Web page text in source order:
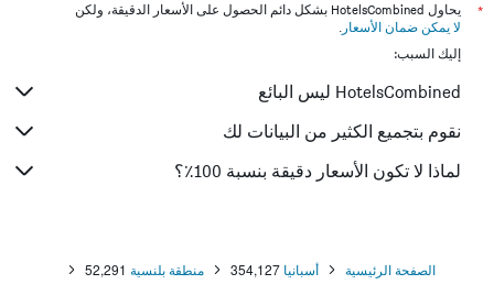
*
يحاول HotelsCombined بشكل دائم الحصول على الأسعار الدقيقة، ولكن
لا يمكن ضمان الأسعار .
إليك السبب:
HotelsCombined ليس البائع
نقوم بتجميع الكثير من البيانات لك
لماذا لا تكون الأسعار دقيقة بنسبة 100٪؟
الصفحة الرئيسية أسبانيا 354,127 منطقة بلنسية 52,291